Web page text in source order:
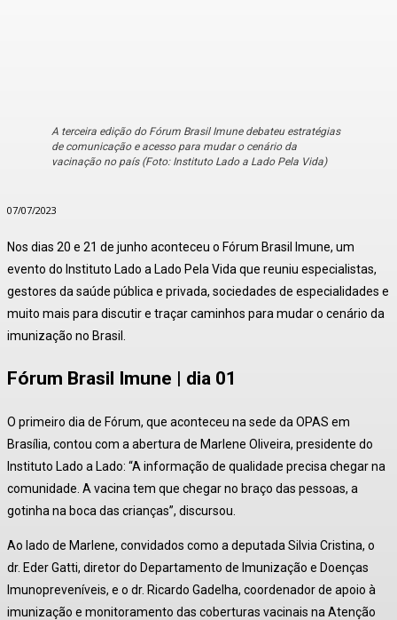
A terceira edição do Fórum Brasil Imune debateu estratégias
de comunicação e acesso para mudar o cenário da
vacinação no país (Foto: Instituto Lado a Lado Pela Vida)
07/07/2023
Nos dias 20 e 21 de junho aconteceu o Fórum Brasil Imune, um
evento do Instituto Lado a Lado Pela Vida que reuniu especialistas,
gestores da saúde pública e privada, sociedades de especialidades e
muito mais para discutir e traçar caminhos para mudar o cenário da
imunização no Brasil.
Fórum Brasil Imune | dia 01
O primeiro dia de Fórum, que aconteceu na sede da OPAS em
Brasília, contou com a abertura de Marlene Oliveira, presidente do
Instituto Lado a Lado: “A informação de qualidade precisa chegar na
comunidade. A vacina tem que chegar no braço das pessoas, a
gotinha na boca das crianças”, discursou.
Ao lado de Marlene, convidados como a deputada Silvia Cristina, o
dr. Eder Gatti, diretor do Departamento de Imunização e Doenças
Imunopreveníveis, e o dr. Ricardo Gadelha, coordenador de apoio à
imunização e monitoramento das coberturas vacinais na Atenção